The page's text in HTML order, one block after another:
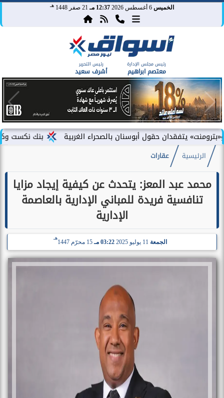
الخميس 12:37 مـ 21 صفر 1448 هـ
رئيس مجلس الإدارة
معتصم ابراهيم
رئيس التحرير
أشرف سعيد
بنك نكست وكاف للتأمين حقول أبوسنان بالصحراء الغربية
الرئيسية عقارات
محمد عبد المعز: يتحدث عن كيفية إيجاد مزايا
تنافسية فريدة للمباني الإدارية بالعاصمة
الإدارية
الجمعة 03:22 مـ 15 محرّم 1447
هـ